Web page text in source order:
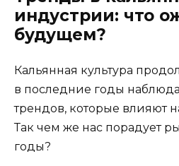
индустрии: что
будущем?
Кальянная культура
в последние годы
трендов, которые влияют
Так чем же нас порадует
годы?